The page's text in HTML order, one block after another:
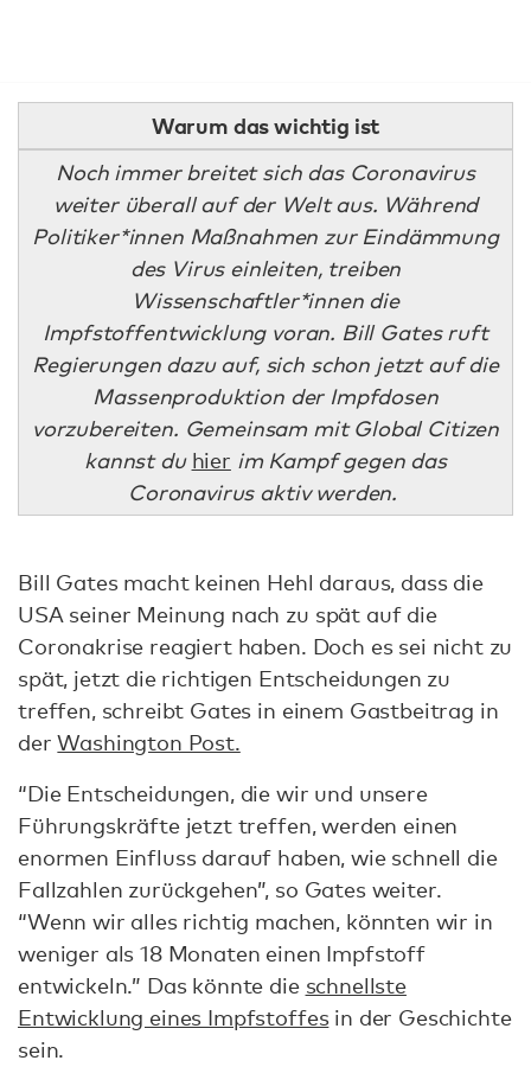
Warum das wichtig ist
Noch immer breitet sich das Coronavirus
weiter überall auf der Welt aus. Während
Politiker*innen Maßnahmen zur Eindämmung
des Virus einleiten, treiben
Wissenschaftler*innen die
Impfstoffentwicklung voran. Bill Gates ruft
Regierungen dazu auf, sich schon jetzt auf die
Massenproduktion der Impfdosen
vorzubereiten. Gemeinsam mit Global Citizen
kannst du hier im Kampf gegen das
Coronavirus aktiv werden.
Bill Gates macht keinen Hehl daraus, dass die
USA seiner Meinung nach zu spät auf die
Coronakrise reagiert haben. Doch es sei nicht zu
spät, jetzt die richtigen Entscheidungen zu
treffen, schreibt Gates in einem Gastbeitrag in
derWashington Post.
“Die Entscheidungen, die wir und unsere
Führungskräfte jetzt treffen, werden einen
enormen Einfluss darauf haben, wie schnell die
Fallzahlen zurückgehen”, so Gates weiter.
“Wenn wir alles richtig machen, könnten wir in
weniger als 18 Monaten einen Impfstoff
entwickeln.” Das könnte die schnellste
Entwicklung eines Impfstoffesin der Geschichte
sein.